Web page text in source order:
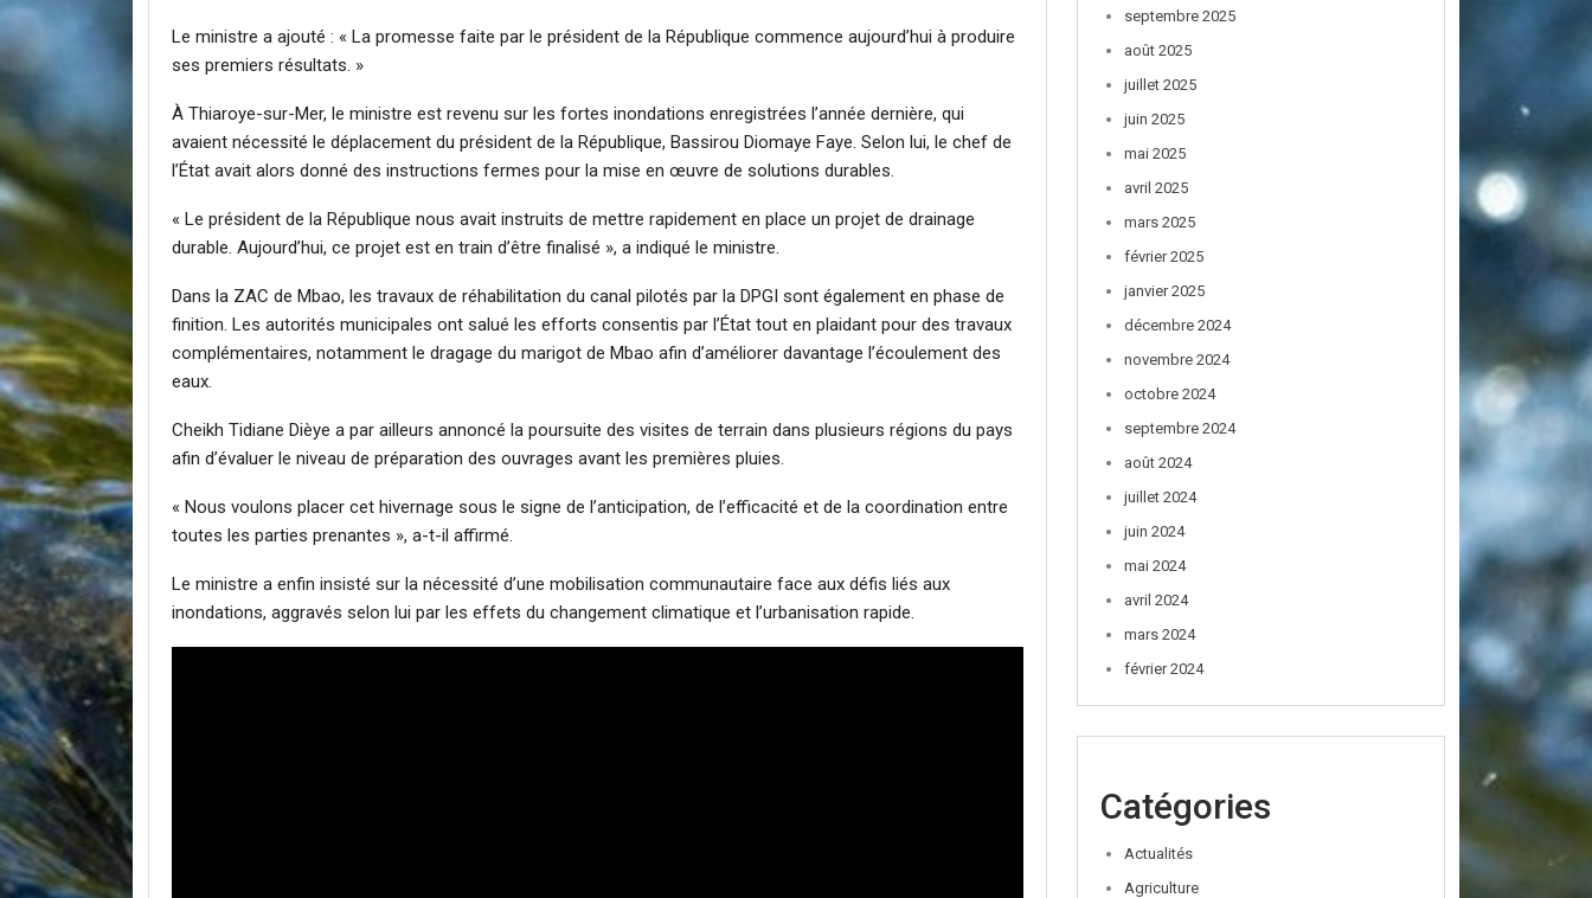
Le ministre a ajouté : « La promesse faite par le président de la République commence aujourd’hui à produire
ses premiers résultats. »
À Thiaroye-sur-Mer, le ministre est revenu sur les fortes inondations enregistrées l’année dernière, qui
avaient nécessité le déplacement du président de la République, Bassirou Diomaye Faye. Selon lui, le chef de
l’État avait alors donné des instructions fermes pour la mise en œuvre de solutions durables.
« Le président de la République nous avait instruits de mettre rapidement en place un projet de drainage
durable. Aujourd’hui, ce projet est en train d’être finalisé », a indiqué le ministre.
Dans la ZAC de Mbao, les travaux de réhabilitation du canal pilotés par la DPGI sont également en phase de
finition. Les autorités municipales ont salué les efforts consentis par l’État tout en plaidant pour des travaux
complémentaires, notamment le dragage du marigot de Mbao afin d’améliorer davantage l’écoulement des
eaux.
Cheikh Tidiane Dièye a par ailleurs annoncé la poursuite des visites de terrain dans plusieurs régions du pays
afin d’évaluer le niveau de préparation des ouvrages avant les premières pluies.
« Nous voulons placer cet hivernage sous le signe de l’anticipation, de l’efficacité et de la coordination entre
toutes les parties prenantes », a-t-il affirmé.
Le ministre a enfin insisté sur la nécessité d’une mobilisation communautaire face aux défis liés aux
inondations, aggravés selon lui par les effets du changement climatique et l’urbanisation rapide.
septembre 2025
août 2025
juillet 2025
juin 2025
mai 2025
avril 2025
mars 2025
février 2025
janvier 2025
décembre 2024
novembre 2024
octobre 2024
septembre 2024
août 2024
juillet 2024
juin 2024
mai 2024
avril 2024
mars 2024
février 2024
Catégories
Actualités
Agriculture